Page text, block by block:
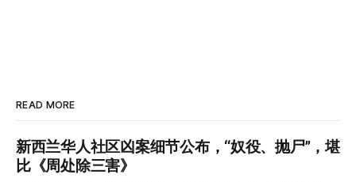
READ MORE
新西兰华人社区凶案细节公布，“奴役、抛尸”，堪
比《周处除三害》